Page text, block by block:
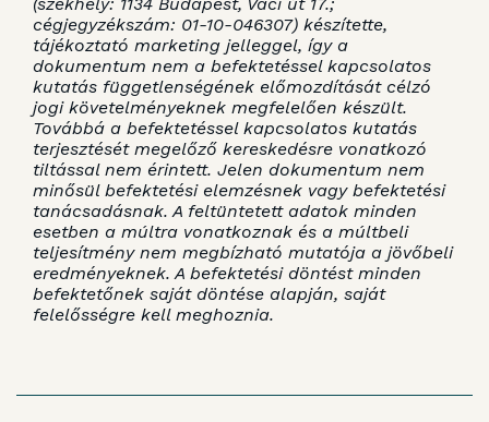
cégjegyzékszám: 01-10-046307) készítette,
tájékoztató marketing jelleggel, így a
dokumentum nem a befektetéssel kapcsolatos
kutatás függetlenségének előmozdítását célzó
jogi követelményeknek megfelelően készült.
Továbbá a befektetéssel kapcsolatos kutatás
terjesztését megelőző kereskedésre vonatkozó
tiltással nem érintett. Jelen dokumentum nem
minősül befektetési elemzésnek vagy befektetési
tanácsadásnak. A feltüntetett adatok minden
esetben a múltra vonatkoznak és a múltbeli
teljesítmény nem megbízható mutatója a jövőbeli
eredményeknek. A befektetési döntést minden
befektetőnek saját döntése alapján, saját
felelősségre kell meghoznia.